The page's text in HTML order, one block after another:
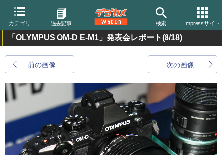
カテゴリ 過去記事 検索 Impressサイト
「OLYMPUS OM-D E-M1」発表会レポート(8/18)
前の画像 次の画像